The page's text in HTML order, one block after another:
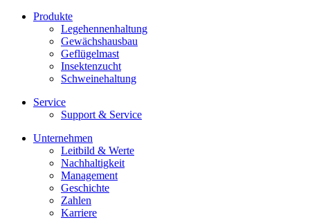
Produkte
Legehennenhaltung
Gewächshausbau
Geflügelmast
Insektenzucht
Schweinehaltung
Service
Support & Service
Unternehmen
Leitbild & Werte
Nachhaltigkeit
Management
Geschichte
Zahlen
Karriere